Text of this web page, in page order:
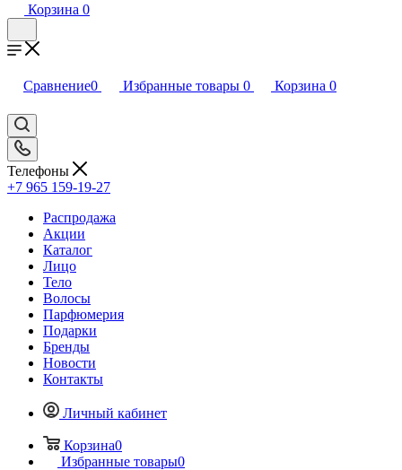
Корзина 0
Сравнение0 Избранные товары 0 Корзина 0
Телефоны
+7 965 159-19-27
Распродажа
Акции
Каталог
Лицо
Тело
Волосы
Парфюмерия
Подарки
Бренды
Новости
Контакты
Личный кабинет
Корзина0
Избранные товары0